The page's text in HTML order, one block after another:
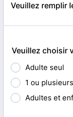
Veuillez remplir
Veuillez choisir
Adulte seul
1 ou
Adultes et